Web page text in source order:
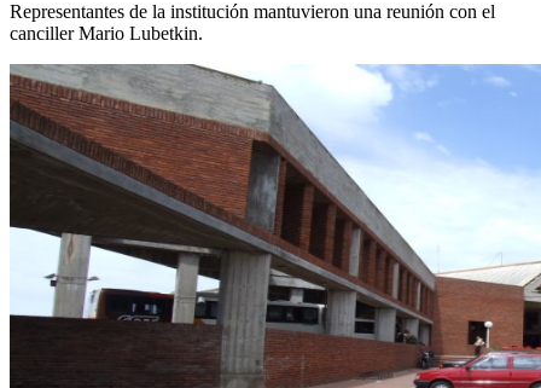
Representantes de la institución mantuvieron una reunión con el
canciller Mario Lubetkin.